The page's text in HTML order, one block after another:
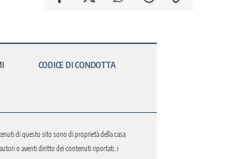
CODICE DI CONDOTTA
di questo sito sono di proprietà della casa
o aventi diritto dei contenuti riportati, i